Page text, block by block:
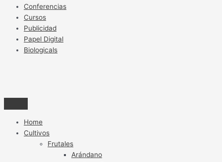
Conferencias
Cursos
Publicidad
Papel Digital
Biologicals
Home
Cultivos
Frutales
Arándano